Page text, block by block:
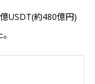
USDT(約480億円)